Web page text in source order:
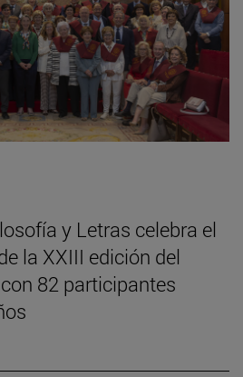
y Letras celebra el
la XXIII edición del
82 participantes